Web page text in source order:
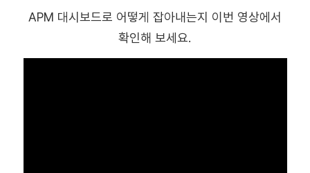
APM 대시보드로 어떻게 잡아내는지 이번 영상에서
확인해 보세요.